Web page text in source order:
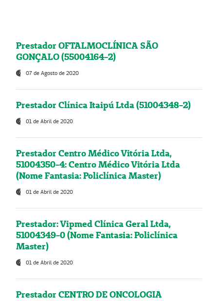
Prestador OFTALMOCLÍNICA SÃO
GONÇALO (55004164-2)
07 de Agosto de 2020
Prestador Clínica Itaipú Ltda (51004348-2)
01 de Abril de 2020
Prestador Centro Médico Vitória Ltda,
51004350-4: Centro Médico Vitória Ltda
(Nome Fantasia: Policlínica Master)
01 de Abril de 2020
Prestador: Vipmed Clínica Geral Ltda,
51004349-0 (Nome Fantasia: Policlínica
Master)
01 de Abril de 2020
Prestador CENTRO DE ONCOLOGIA